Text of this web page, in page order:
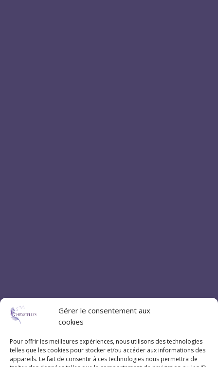
Gérer le consentement aux
cookies
Pour offrir les meilleures expériences, nous utilisons des technologies
telles que les cookies pour stocker et/ou accéder aux informations des
appareils. Le fait de consentir à ces technologies nous permettra de